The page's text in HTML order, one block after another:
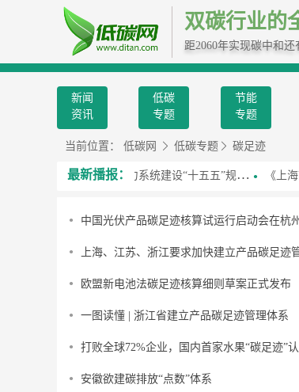
双碳行业的
距2060年实现碳中和还
新闻
资讯
低碳
专题
节能
专题
当前位置： 低碳网 低碳专题 碳足迹
最新播报：
两部门发布《新型电力系统建设“十五五”规划》 《上海
中国光伏产品碳足迹核算试运行启动会在杭
上海、江苏、浙江要求加快建立产品碳足迹
欧盟新电池法碳足迹核算细则草案正式发布
一图读懂 | 浙江省建立产品碳足迹管理体系
打败全球72%企业，国内首家水果“碳足迹”
安徽欲建碳排放“点数”体系